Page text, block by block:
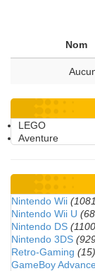
Nom
LEGO
Aventure
Nintendo Wii
Nintendo Wii U
Nintendo DS
Nintendo 3DS
Retro-Gaming (15)
GameBoy Advance